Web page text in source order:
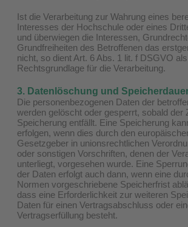
Ist die Verarbeitung zur Wahrung eines
Interesses der Hochschule oder eines
und überwiegen die Interessen,
Grundfreiheiten des Betroffenen das
nicht, so dient Art. 6 Abs. 1 lit. f DSGVO als
Rechtsgrundlage für die Verarbeitung.
3. Datenlöschung und
Die personenbezogenen Daten der
werden gelöscht oder gesperrt, sobald der
Speicherung entfällt. Eine Speicherung
erfolgen, wenn dies durch den
Gesetzgeber in unionsrechtlichen
oder sonstigen Vorschriften, denen der
unterliegt, vorgesehen wurde. Eine
der Daten erfolgt auch dann, wenn eine
Normen vorgeschriebene Speicherfrist
dass eine Erforderlichkeit zur weiteren
Daten für einen Vertragsabschluss oder
Vertragserfüllung besteht.